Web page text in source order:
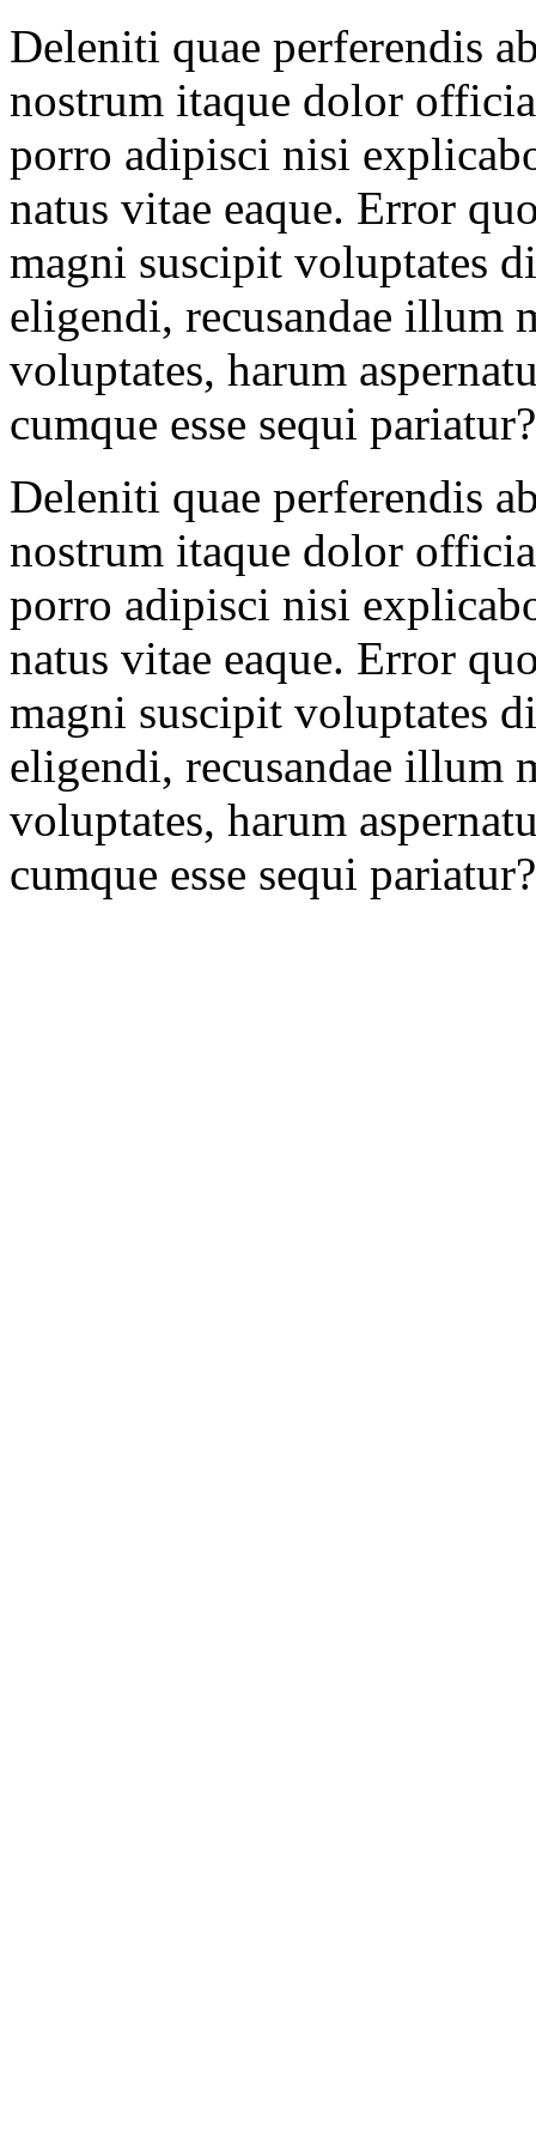
Deleniti quae perferendis
nostrum itaque dolor
porro adipisci nisi
natus vitae eaque. Error
magni suscipit voluptates
eligendi, recusandae illum
voluptates, harum
cumque esse sequi
Deleniti quae perferendis
nostrum itaque dolor
porro adipisci nisi
natus vitae eaque. Error
magni suscipit voluptates
eligendi, recusandae illum
voluptates, harum
cumque esse sequi